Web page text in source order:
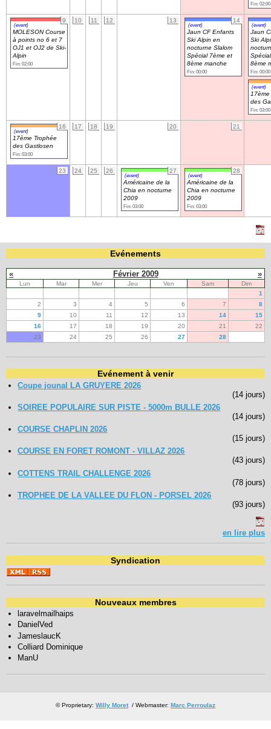
Nom d'utilisateur:
Demander un nouveau mot de passe
Fin: 02:00
9
(event)
MOLESON Course
à points no 6 et 7
OJ1 et OJ2 de Ski-
Alpin
Fin: 02:00
10 11 12 13 14
(event)
Jaun CF Enfants
Ski Alpin en
nocturne Slalom
Spécial 7ème et
8ème manche
Fin: 00:00
(event)
Jaun
Ski
8ème
Fin: 00:00
(event)
17ème
des
Fin: 03:00
16
(event)
17ème Trophée
des Gastlosen
Fin: 03:00
17 18 19 20 21
23 24 25 26 27
(event)
Américaine de la
Chia en nocturne
2009
Fin: 03:00
28
(event)
Américaine de la
Chia en nocturne
2009
Fin: 03:00
Evénements
« Février 2009 »
Lun Mar Mer Jeu Ven Sam
Dim
1
2
3 4 5 6 7
8
9
10 11 12 13 14
15
16
17 18 19 20 21
22
23
24 25 26 27 28
Evénement à venir
Coupe jounal LA GRUYERE 2026
(14 jours)
SOIREE POPULAIRE SUR PISTE - 5000m BULLE 2026
(14 jours)
COURSE CHAPLIN 2026
(15 jours)
COURSE EN FORET ROMONT - VILLAZ 2026
(43 jours)
COTTENS TRAIL CHALLENGE 2026
(78 jours)
TROPHEE DE LA VALLEE DU FLON - PORSEL 2026
(93 jours)
en lire plus
Syndication
Nouveaux membres
laravelmailhaips
DanielVed
JameslaucK
Colliard Dominique
ManU
© Proprietary: Willy Moret/ Webmaster: Marc Perroulaz